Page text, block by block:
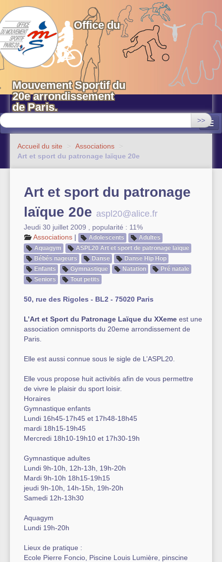
OMS 20 Paris
Office du
Mouvement Sportif du
20e arrondissement
de Paris.
>>
Equipements sportifs municipaux
Evénements
Actualités
Autre équipement sportif
Actualités des associations
Accueil du site > Associations
>
Art et sport du patronage laïque 20e
Art et sport du patronage
laïque 20e aspl20@alice.fr
Jeudi 30 juillet 2009
popularité : 11%
Associations | Adolescents
Adultes
Aquagym
ASPL20 Art et sport de patronage laïque
Bébés nageurs
Danse
Danse Hip Hop
Enfants
Gymnastique Natation
Pré natale
Seniors
Tout petits
50, rue des Rigoles - BL2 - 75020 Paris
L’Art et Sport du Patronage Laïque du XXeme est une
association omnisports du 20eme arrondissement de
Paris.
Elle est aussi connue sous le sigle de L’ASPL20.
Elle vous propose huit activités afin de vous permettre
de vivre le plaisir du sport loisir.
Horaires
Gymnastique enfants
Lundi 16h45-17h45 et 17h48-18h45
mardi 18h15-19h45
Mercredi 18h10-19h10 et 17h30-19h
Gymnastique adultes
Lundi 9h-10h, 12h-13h, 19h-20h
Mardi 9h-10h 18h15-19h15
jeudi 9h-10h, 14h-15h, 19h-20h
Samedi 12h-13h30
Aquagym
Lundi 19h-20h
Lieux de pratique :
Ecole Pierre Foncio, Piscine Louis Lumière, pinscine